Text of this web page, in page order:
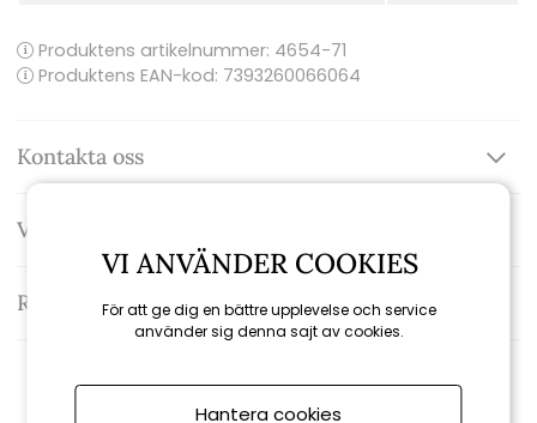
Produktens artikelnummer: 4654-71
Produktens EAN-kod: 7393260066064
Kontakta oss
Varumärke: Brafab
Recensioner
VI ANVÄNDER COOKIES
För att ge dig en bättre upplevelse och service
använder sig denna sajt av cookies.
Hantera cookies